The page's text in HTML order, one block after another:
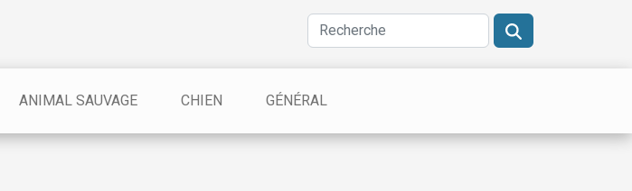
ANIMAL SAUVAGE CHIEN GÉNÉRAL